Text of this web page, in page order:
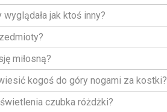
jak ktoś inny?
miłosną?
kogoś do góry nogami za kostki?
czubka różdżki?